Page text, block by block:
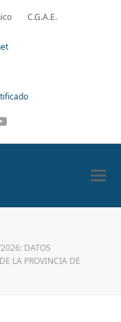
C.G.A.E.
YouTube
DATOS
LA PROVINCIA DE